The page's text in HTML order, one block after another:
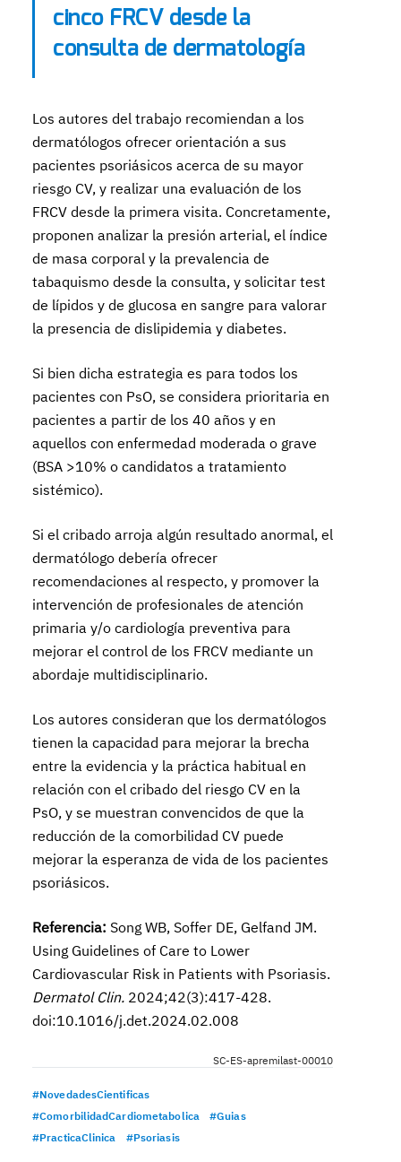
cinco FRCV desde la
consulta de dermatología
Los autores del trabajo recomiendan a los
dermatólogos ofrecer orientación a sus
pacientes psoriásicos acerca de su mayor
riesgo CV, y realizar una evaluación de los
FRCV desde la primera visita. Concretamente,
proponen analizar la presión arterial, el índice
de masa corporal y la prevalencia de
tabaquismo desde la consulta, y solicitar test
de lípidos y de glucosa en sangre para valorar
la presencia de dislipidemia y diabetes.
Si bien dicha estrategia es para todos los
pacientes con PsO, se considera prioritaria en
pacientes a partir de los 40 años y en
aquellos con enfermedad moderada o grave
(BSA >10% o candidatos a tratamiento
sistémico).
Si el cribado arroja algún resultado anormal, el
dermatólogo debería ofrecer
recomendaciones al respecto, y promover la
intervención de profesionales de atención
primaria y/o cardiología preventiva para
mejorar el control de los FRCV mediante un
abordaje multidisciplinario.
Los autores consideran que los dermatólogos
tienen la capacidad para mejorar la brecha
entre la evidencia y la práctica habitual en
relación con el cribado del riesgo CV en la
PsO, y se muestran convencidos de que la
reducción de la comorbilidad CV puede
mejorar la esperanza de vida de los pacientes
psoriásicos.
Referencia: Song WB, Soffer DE, Gelfand JM.
Using Guidelines of Care to Lower
Cardiovascular Risk in Patients with Psoriasis.
Dermatol Clin. 2024;42(3):417-428.
doi:10.1016/j.det.2024.02.008
SC-ES-apremilast-00010
#NovedadesCientificas
#ComorbilidadCardiometabolica
#Guias
#PracticaClinica
#Psoriasis